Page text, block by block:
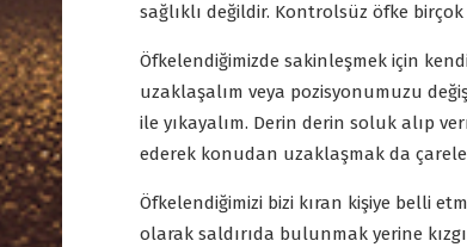
sağlıklı değildir. Kontrolsüz öfke
Öfkelendiğimizde sakinleşmek için
uzaklaşalım veya pozisyonumuzu
ile yıkayalım. Derin derin soluk alıp
ederek konudan uzaklaşmak da
Öfkelendiğimizi bizi kıran kişiye belli
olarak saldırıda bulunmak yerine